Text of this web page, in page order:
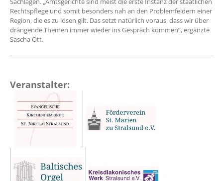
Rechtspflege und somit besonders nah an den Problemfeldern einer
Region, die es zu lösen gilt. Das setzt natürlich voraus, dass wir über
drängende Themen immer wieder ins Gespräch kommen“, ergänzte
Sascha Ott.
Veranstalter: